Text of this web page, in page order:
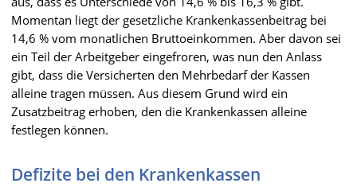
Momentan liegt der gesetzliche Krankenkassenbeitrag bei
14,6 % vom monatlichen Bruttoeinkommen. Aber davon sei
ein Teil der Arbeitgeber eingefroren, was nun den Anlass
gibt, dass die Versicherten den Mehrbedarf der Kassen
alleine tragen müssen. Aus diesem Grund wird ein
Zusatzbeitrag erhoben, den die Krankenkassen alleine
festlegen können.
Defizite bei den Krankenkassen